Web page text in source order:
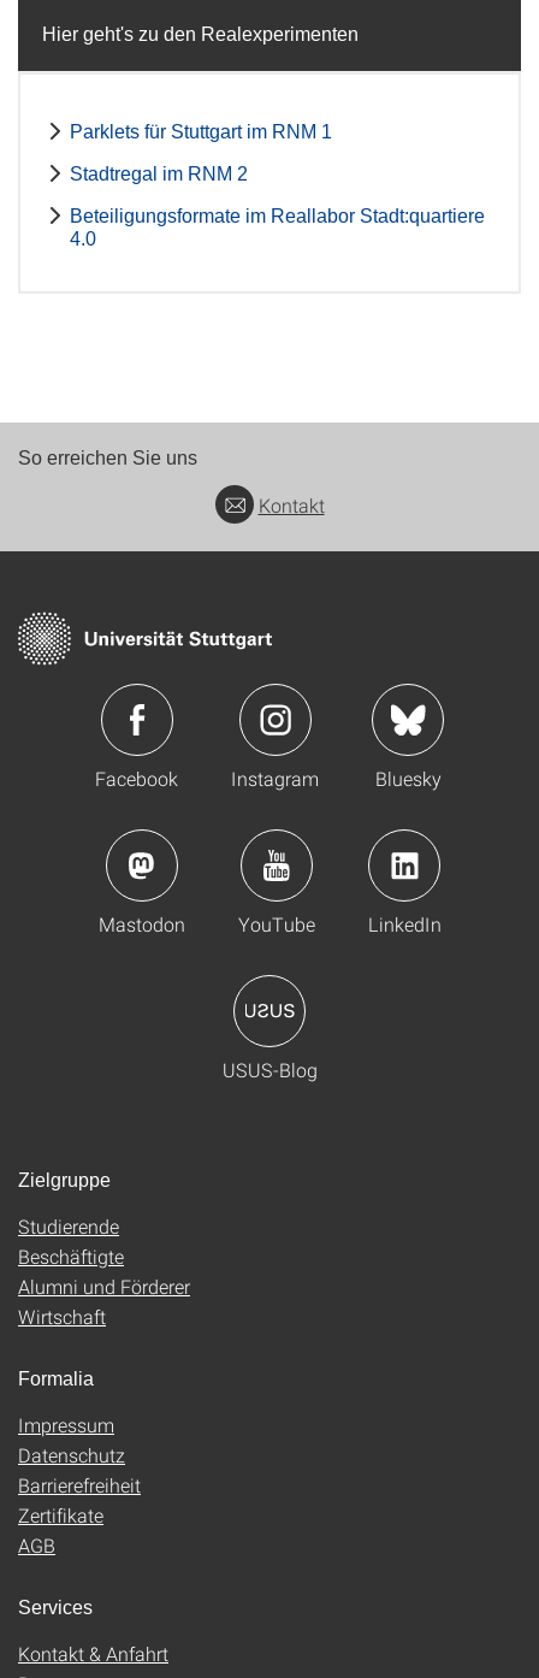
Hier geht's zu den Realexperimenten
Parklets für Stuttgart im RNM 1
Stadtregal im RNM 2
Beteiligungsformate im Reallabor Stadt:quartiere
4.0
So erreichen Sie uns
Kontakt
Facebook Instagram Bluesky
Mastodon YouTube LinkedIn
USUS-Blog
Zielgruppe
Studierende
Beschäftigte
Alumni und Förderer
Wirtschaft
Formalia
Impressum
Datenschutz
Barrierefreiheit
Zertifikate
AGB
Services
Kontakt & Anfahrt